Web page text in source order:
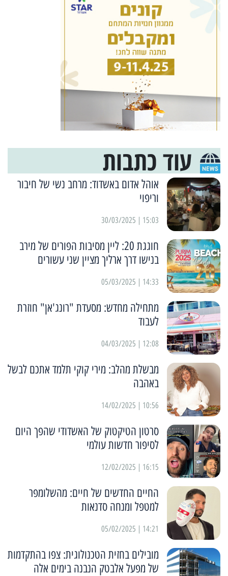
עוד כתבות
אוהל אדום באשדוד: מרחב נשי של חיבור
וריפוי
15:03 | 30/03/2025
חוגגת 20: ליין מסיבות הפורים של מירב
בנישו דרך ארליך מציין שני עשורים
14:33 | 05/03/2025
מתחילה מחדש: מסעדת "רונג'אן" חוזרת
לעבוד
12:08 | 04/03/2025
מבשלת מהלב: מירי קוקי תלמד אתכם לבשל
באהבה
10:56 | 14/02/2025
סרטון הטיקטוק של האשדודי שהפך היום
לסיפור חדשות עולמי
16:15 | 12/02/2025
החיים החדשים של חיים: מהשלומפר
למטפל ומנחה סדנאות
14:21 | 05/02/2025
מובילים בחזית הטכנולוגית: צפו בהתקדמות
של מפעל אלבטק הנבנה בימים אלה